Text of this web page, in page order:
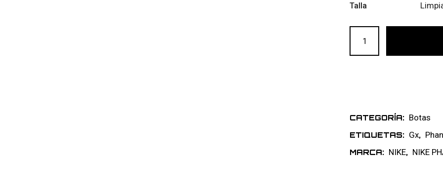
Talla
NIKE PHANTOM LUNA
CATEGORÍA: Botas
ETIQUETAS: Gx,
MARCA: NIKE, NIKE